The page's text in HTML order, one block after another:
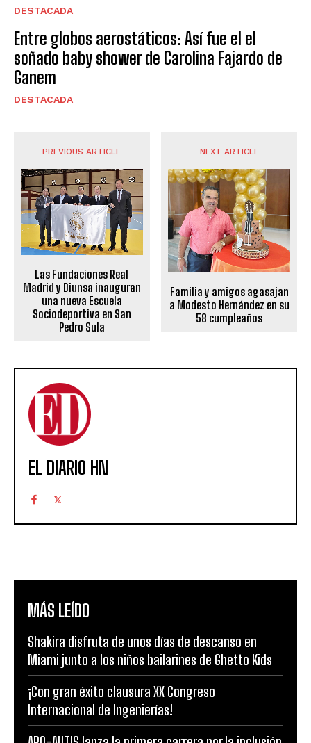
DESTACADA
Entre globos aerostáticos: Así fue el el
soñado baby shower de Carolina Fajardo de
Ganem
DESTACADA
PREVIOUS ARTICLE
Las Fundaciones Real
Madrid y Diunsa inauguran
una nueva Escuela
Sociodeportiva en San
Pedro Sula
NEXT ARTICLE
Familia y amigos agasajan
a Modesto Hernández en su
58 cumpleaños
EL DIARIO HN
MÁS LEÍDO
Shakira disfruta de unos días de descanso en
Miami junto a los niños bailarines de Ghetto Kids
¡Con gran éxito clausura XX Congreso
Internacional de Ingenierías!